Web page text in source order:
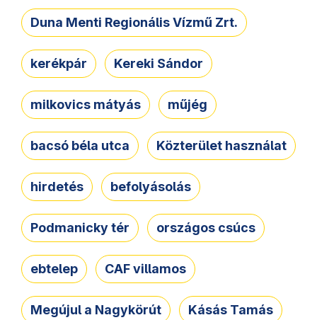
Duna Menti Regionális Vízmű Zrt.
kerékpár Kereki Sándor
milkovics mátyás műjég
bacsó béla utca Közterület használat
hirdetés befolyásolás
Podmanicky tér országos csúcs
ebtelep CAF villamos
Megújul a Nagykörút Kásás Tamás